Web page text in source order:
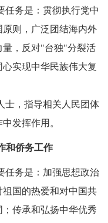
任务是：贯彻执行党中
则，广泛团结海内外
量，反对"台独"分裂活
实现中华民族伟大复
士，指导相关人民团体
发挥作用。
和侨务工作
任务是：加强思想政治
国的热爱和对中国共
传承和弘扬中华优秀